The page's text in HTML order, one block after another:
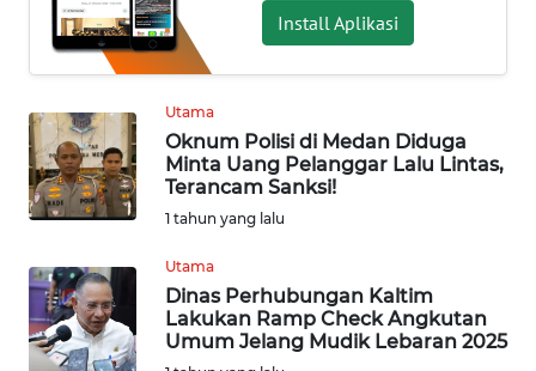
Install Aplikasi
Utama
Oknum Polisi di Medan Diduga
Minta Uang Pelanggar Lalu Lintas,
Terancam Sanksi!
1 tahun yang lalu
Utama
Dinas Perhubungan Kaltim
Lakukan Ramp Check Angkutan
Umum Jelang Mudik Lebaran 2025
PERISTIWA
TOKOH
Informasi
INDEKS
BERITA
KONTAK
KAMI